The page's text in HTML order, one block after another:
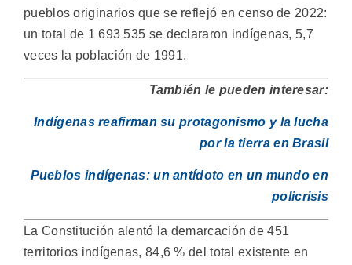
pueblos originarios que se reflejó en censo de 2022:
un total de 1 693 535 se declararon indígenas, 5,7
veces la población de 1991.
También le pueden interesar:
Indígenas reafirman su protagonismo y la lucha
por la tierra en Brasil
Pueblos indígenas: un antídoto en un mundo en
policrisis
La Constitución alentó la demarcación de 451
territorios indígenas, 84,6 % del total existente en